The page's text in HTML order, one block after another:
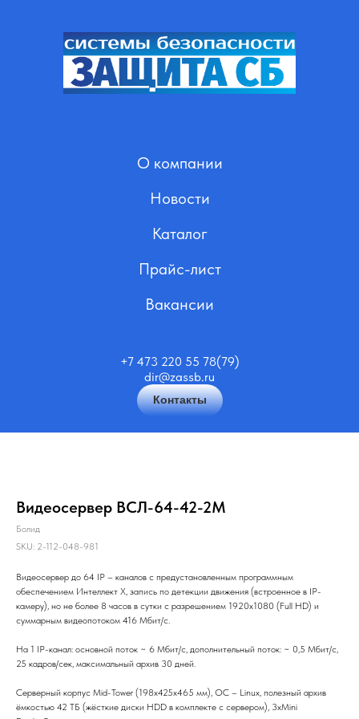
О компании
Новости
Каталог
Прайс-лист
Вакансии
+7 473 220 55 78(79)
dir@zassb.ru
Контакты
Видеосервер ВСЛ-64-42-2М
Болид
SKU: 2-112-048-981
Видеосервер до 64 IP – каналов с предустановленным программным
обеспечением Интеллект Х, запись по детекции движения (встроенное в IP-
камеру), но не более 8 часов в сутки с разрешением 1920х1080 (Full HD) и
суммарным видеопотоком 416 Мбит/с.
На 1 IP-канал: основной поток ~ 6 Мбит/с, дополнительный поток: ~ 0,5 Мбит/с,
25 кадров/сек, максимальный архив 30 дней.
Серверный корпус Mid-Tower (198х425х465 мм), ОС – Linux, полезный архив
ёмкостью 42 ТБ (жёсткие диски HDD в комплекте с сервером), 3хMini